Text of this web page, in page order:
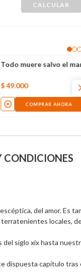
Todo muere salvo el
$49.000
COMPRAR AHORA
CONDICIONES
del amor. Es
locales,
siglo xix hasta
dispuesta capítulo tras